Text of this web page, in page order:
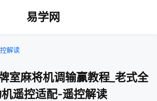
易学网
解读
室麻将机调输赢教程_老式全
机遥控适配-遥控解读